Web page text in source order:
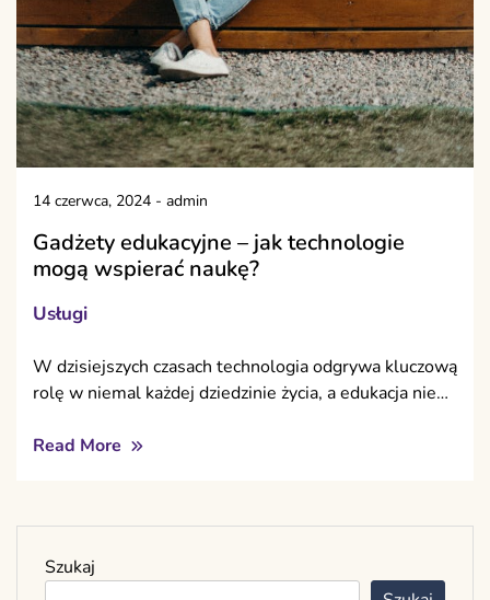
14 czerwca, 2024 - admin
Gadżety edukacyjne – jak technologie
mogą wspierać naukę?
Usługi
W dzisiejszych czasach technologia odgrywa kluczową
rolę w niemal każdej dziedzinie życia, a edukacja nie…
Read More
Szukaj